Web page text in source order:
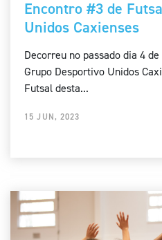
Encontro #3 de
Unidos Caxienses
Decorreu no passado dia 4
Grupo Desportivo Unidos
Futsal desta...
15 JUN, 2023